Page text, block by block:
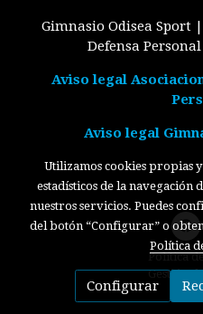
Gimnasio Odisea Sport
Defensa
Aviso legal
Aviso legal
Política
Gestión
Utilizamos cookies propias
estadísticos de la navegación
nuestros servicios. Puedes
del botón “Configurar” o
Política
Configurar